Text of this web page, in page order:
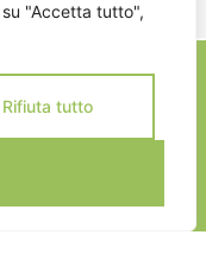
"Accetta tutto",
Rifiuta tutto